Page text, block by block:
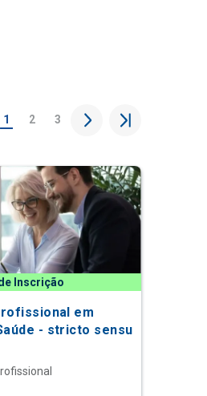
1 2 3
Inscrição
em
- stricto sensu